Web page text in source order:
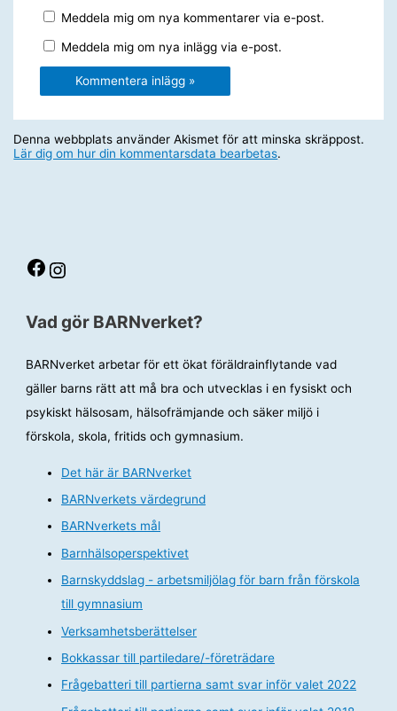
Meddela mig om nya kommentarer via e-post.
Meddela mig om nya inlägg via e-post.
Denna webbplats använder Akismet för att minska skräppost.
Lär dig om hur din kommentarsdata bearbetas.
Facebook Instagram
Vad gör BARNverket?
BARNverket arbetar för ett ökat föräldrainflytande vad
gäller barns rätt att må bra och utvecklas i en fysiskt och
psykiskt hälsosam, hälsofrämjande och säker miljö i
förskola, skola, fritids och gymnasium.
Det här är BARNverket
BARNverkets värdegrund
BARNverkets mål
Barnhälsoperspektivet
Barnskyddslag - arbetsmiljölag för barn från förskola
till gymnasium
Verksamhetsberättelser
Bokkassar till partiledare/-företrädare
Frågebatteri till partierna samt svar inför valet 2022